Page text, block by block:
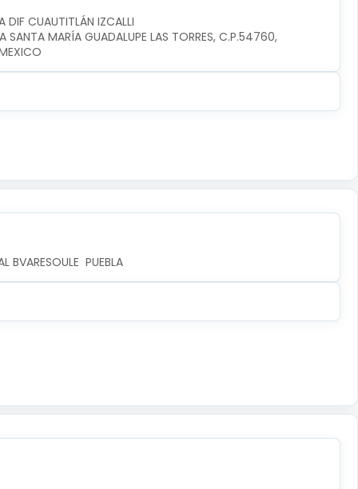
DIF CUAUTITLÁN IZCALLI
SANTA MARÍA GUADALUPE LAS TORRES, C.P.54760,
BVARESOULE  PUEBLA